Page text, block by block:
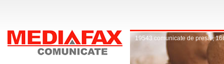
19543 comunicate de presă,